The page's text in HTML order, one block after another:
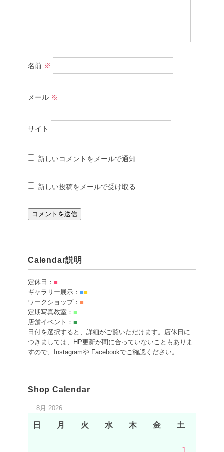
名前 ※
メール ※
サイト
新しいコメントをメールで通知
新しい投稿をメールで受け取る
Calendar説明
定休日： ■
ギャラリー展示： ■■
ワークショップ： ■
定期写真教室： ■
店舗イベント： ■
日付を選択すると、詳細がご覧いただけます。店休日に
つきましては、HP更新が間に合っていないこともありま
すので、Instagramや Facebookでご確認ください。
Shop Calendar
8月 2026
日 月 火 水 木 金 土
1